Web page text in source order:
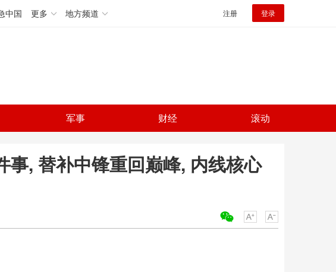
中国 更多 地方频道 注册 登录
军事 财经 滚动
事, 替补中锋重回巅峰, 内线核心